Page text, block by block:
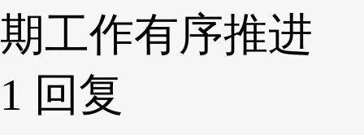
期工作有序推进
1 回复